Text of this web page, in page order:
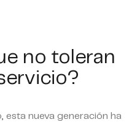
no toleran
nueva generación ha